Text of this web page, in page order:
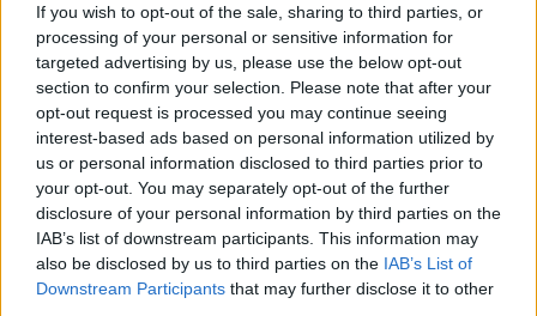
If you wish to opt-out of the sale, sharing to third parties, or
processing of your personal or sensitive information for
targeted advertising by us, please use the below opt-out
section to confirm your selection. Please note that after your
opt-out request is processed you may continue seeing
interest-based ads based on personal information utilized by
us or personal information disclosed to third parties prior to
your opt-out. You may separately opt-out of the further
disclosure of your personal information by third parties on the
IAB’s list of downstream participants. This information may
also be disclosed by us to third parties on the IAB’s List of
Downstream Participants that may further disclose it to other
ΔΙΑΒΑΖΟΝΤΑΙ ΤΩΡΑ
3 ζώδια θα μπουν σε σκληρά διλήμματα μέχρι τις
15/8 - Τέλος οι υπεκφυγές
Αυτό το φυτό πρέπει να φυτέψεις τον Αύγουστο
για να απαλλαγείς από τα κουνούπια